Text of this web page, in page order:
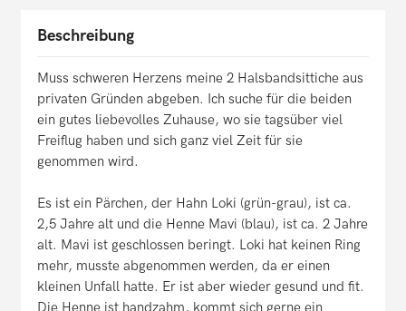
Beschreibung
Muss schweren Herzens meine 2 Halsbandsittiche aus
privaten Gründen abgeben. Ich suche für die beiden
ein gutes liebevolles Zuhause, wo sie tagsüber viel
Freiflug haben und sich ganz viel Zeit für sie
genommen wird.
Es ist ein Pärchen, der Hahn Loki (grün-grau), ist ca.
2,5 Jahre alt und die Henne Mavi (blau), ist ca. 2 Jahre
alt. Mavi ist geschlossen beringt. Loki hat keinen Ring
mehr, musste abgenommen werden, da er einen
kleinen Unfall hatte. Er ist aber wieder gesund und fit.
Die Henne ist handzahm, kommt sich gerne ein